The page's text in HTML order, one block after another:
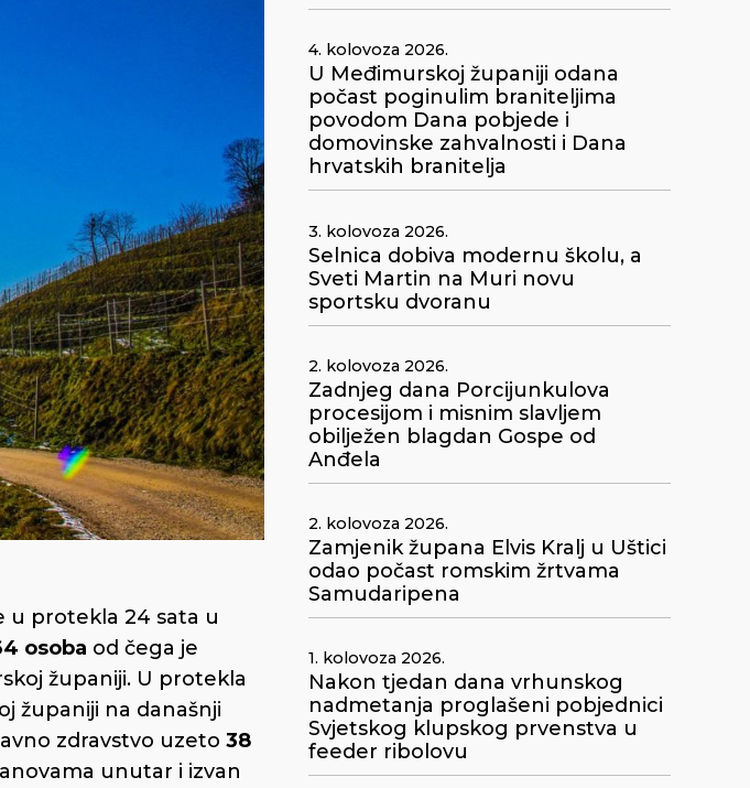
u protekla 24 sata u
osoba od čega je
županiji. U protekla
županiji na današnji
zdravstvo uzeto 38
unutar i izvan
4. kolovoza 2026.
U Međimurskoj županiji odana
počast poginulim braniteljima
povodom Dana pobjede i
domovinske zahvalnosti i Dana
hrvatskih branitelja
3. kolovoza 2026.
Selnica dobiva modernu školu, a
Sveti Martin na Muri novu
sportsku dvoranu
2. kolovoza 2026.
Zadnjeg dana Porcijunkulova
procesijom i misnim slavljem
obilježen blagdan Gospe od
Anđela
2. kolovoza 2026.
Zamjenik župana Elvis Kralj u Uštici
odao počast romskim žrtvama
Samudaripena
1. kolovoza 2026.
Nakon tjedan dana vrhunskog
nadmetanja proglašeni pobjednici
Svjetskog klupskog prvenstva u
feeder ribolovu